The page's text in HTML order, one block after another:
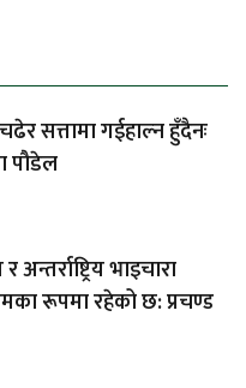
सत्तामा गईहाल्न हुँदैनः
पौडेल
भाइचारा
रूपमा रहेको छ: प्रचण्ड